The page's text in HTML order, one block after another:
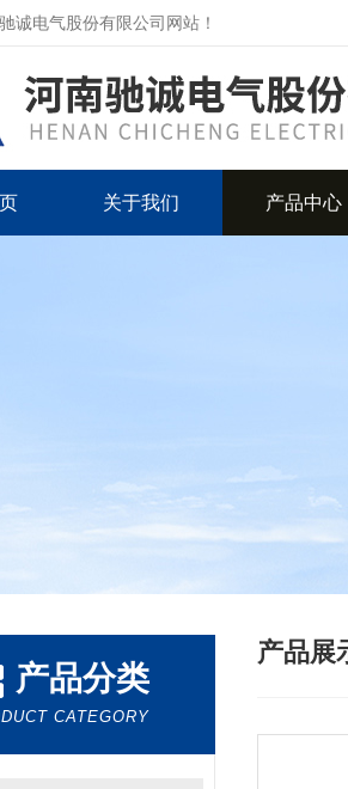
诚电气股份有限公司网站！
关于我们 产品中心
产品分类
CATEGORY
产品展